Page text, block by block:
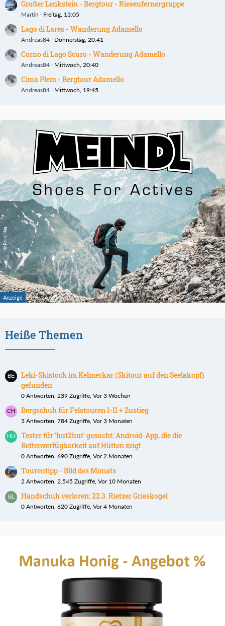
Großer Lenkstein - Bergtour - Riesenfernergruppe
Martin Freitag, 13:05
Lago di Lares - Wanderung Adamello
Andreas84 Donnerstag, 20:41
Corno di Lago Scuro - Wanderung Adamello
Andreas84 Mittwoch, 20:40
Cima Plem - Bergtour Adamello
Andreas84 Mittwoch, 19:45
Heiße Themen
Leki-Skistock im Kelmerkar (Skitour auf den Seelakopf)
gefunden
0 Antworten, 239 Zugriffe, Vor 3 Wochen
Bergschuh für Felstouren I-II + Zustieg
3 Antworten, 784 Zugriffe, Vor 3 Monaten
Tester für 'hut2hut' gesucht: Android-App, die die
Bettenverfügbarkeit auf Hütten zeigt
0 Antworten, 690 Zugriffe, Vor 2 Monaten
Tourentipp - Bild des Monats
2 Antworten, 2.545 Zugriffe, Vor 10 Monaten
Handschuh verloren: 22.3. Rietzer Grieskogel
0 Antworten, 620 Zugriffe, Vor 4 Monaten